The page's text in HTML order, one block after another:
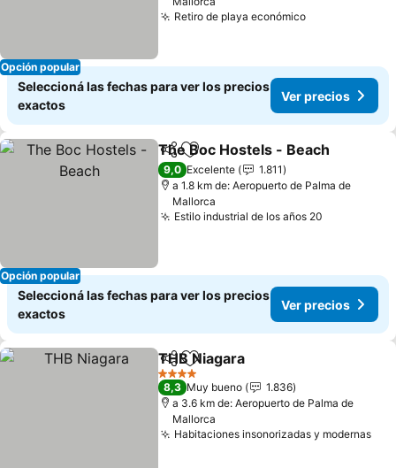
Opción popular
Retiro de playa económico
Seleccioná las fechas para ver los precios
exactos
Ver precios
Opción popular
Compartir
Añadir a favoritos
The Boc Hostels - Beach
9,0 Excelente
1.811
a 1.8 km de: Aeropuerto de Palma de
Mallorca
Estilo industrial de los años 20
Seleccioná las fechas para ver los precios
exactos
Ver precios
Compartir
Añadir a favoritos
THB Niagara
4 Estrellas
8,3 Muy bueno
1.836
a 3.6 km de: Aeropuerto de Palma de
Mallorca
Habitaciones insonorizadas y modernas